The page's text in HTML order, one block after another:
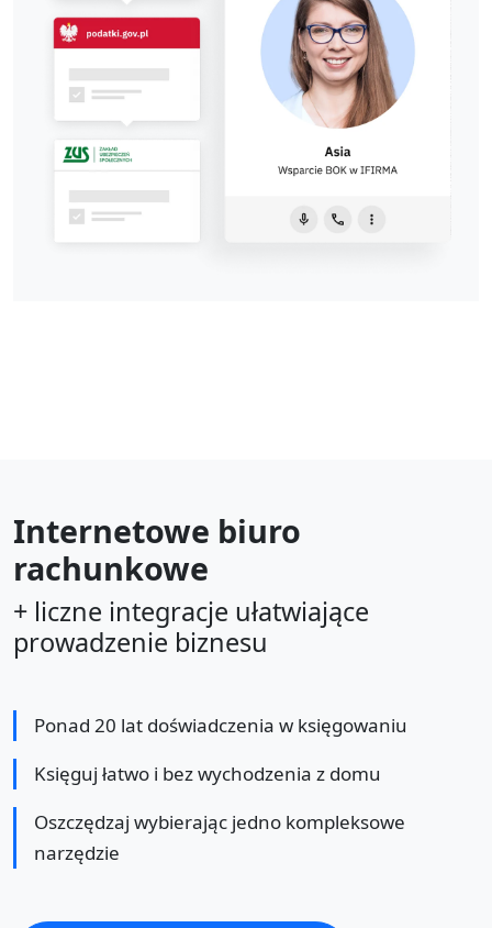
Internetowe biuro
rachunkowe
+ liczne integracje ułatwiające
prowadzenie biznesu
Ponad 20 lat doświadczenia w księgowaniu
Księguj łatwo i bez wychodzenia z domu
Oszczędzaj wybierając jedno kompleksowe
narzędzie